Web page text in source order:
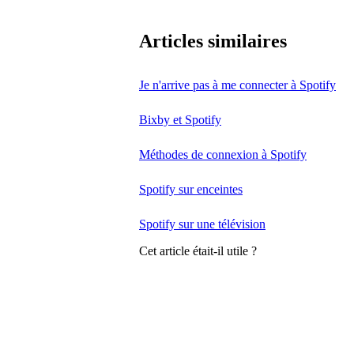
Articles similaires
Je n'arrive pas à me connecter à Spotify
Bixby et Spotify
Méthodes de connexion à Spotify
Spotify sur enceintes
Spotify sur une télévision
Cet article était-il utile ?